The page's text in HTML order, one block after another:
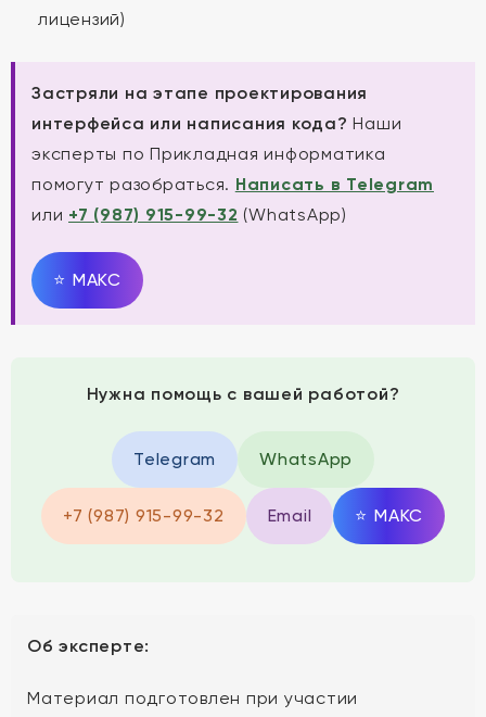
лицензий)
Застряли на этапе проектирования
интерфейса или написания кода? Наши
эксперты по Прикладная информатика
помогут разобраться. Написать в Telegram
или +7 (987) 915-99-32 (WhatsApp)
⭐ MAКС
Нужна помощь с вашей работой?
Telegram WhatsApp
+7 (987) 915-99-32 Email ⭐ MAКС
Об эксперте:
Материал подготовлен при участии